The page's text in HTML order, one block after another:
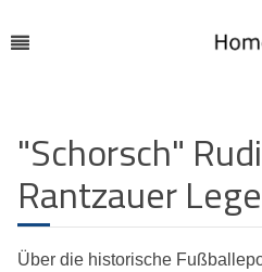
"Schorsch"
Rantzauer
Über die historische